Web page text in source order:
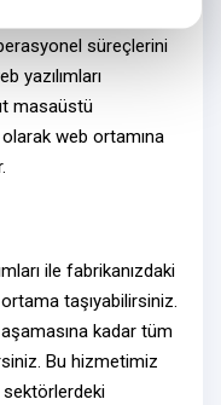
süreçlerini
yazılımları
masaüstü
olarak web ortamına
ı ile fabrikanızdaki
taşıyabilirsiniz.
kadar tüm
Bu hizmetimiz
sektörlerdeki